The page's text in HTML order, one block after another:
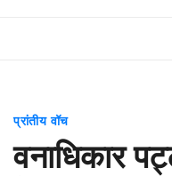
प्रांतीय वॉच
वनाधिकार